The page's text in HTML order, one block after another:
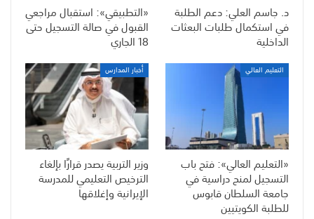
د. جاسم العلي: دعم الطلبة
في استكمال طلبات البعثات
الداخلية
«التطبيقي»: استقبال مراجعي
القبول في صالة التسجيل حتى
18 الجاري
التعليم العالي
«التعليم العالي»: فتح باب
التسجيل لمنح دراسية في
جامعة السلطان قابوس
للطلبة الكويتيين
أخبار المدارس
وزير التربية يصدر قرارًا بإلغاء
الترخيص التعليمي للمدرسة
الإيرانية وإغلاقها